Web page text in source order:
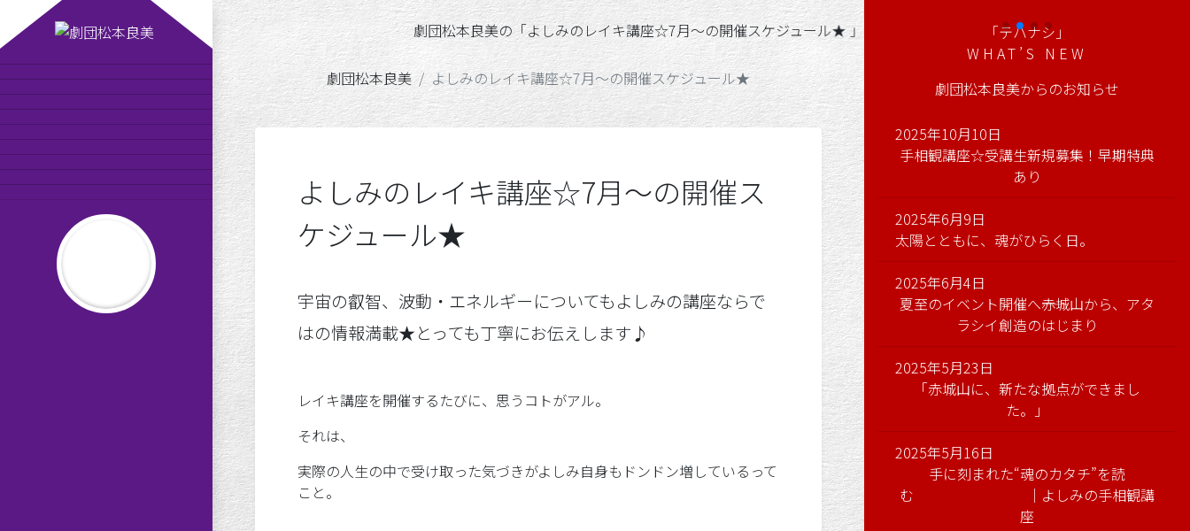
劇団松本良美とは
公演スケジュール
劇団員の紹介
MAISONde梟
劇団日記
オンラインショップ
お問い合わせ
りかーどのお告げ
平成の劇団松本良美
劇団松本良美 よしみのレイキ講座☆7月～の開催スケジュール★
劇団松本良美の「よしみのレイキ講座☆7月～の開催スケジュール★ 」
よしみのレイキ講座☆7月～の開催ス
ケジュール★
宇宙の叡智、波動・エネルギーについてもよしみの講座ならで
はの情報満載★とっても丁寧にお伝えします♪
レイキ講座を開催するたびに、思うコトがアル。
それは、
実際の人生の中で受け取った気づきがよしみ自身もドンドン増しているって
こと。
100％「魂」のカタチ オンラインショップ「青空市場」
「テハナシ」
WHAT’S NEW
劇団松本良美からのお知らせ
2025年10月10日
手相観講座☆受講生新規募集！早期特典
あり
2025年6月9日
太陽とともに、魂がひらく日。
2025年6月4日
夏至のイベント開催へ――赤城山から、アタ
ラシイ創造のはじまり
2025年5月23日
「赤城山に、新たな拠点ができまし
た。」
2025年5月16日
手に刻まれた“魂のカタチ”を読
む ｜よしみの手相観講
座